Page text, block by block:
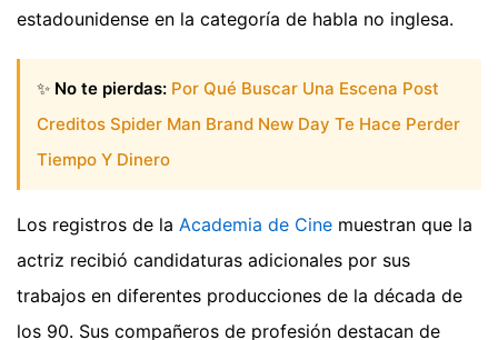
estadounidense en la categoría de habla no inglesa.
✨ No te pierdas: Por Qué Buscar Una Escena Post
Creditos Spider Man Brand New Day Te Hace Perder
Tiempo Y Dinero
Los registros de la Academia de Cine muestran que la
actriz recibió candidaturas adicionales por sus
trabajos en diferentes producciones de la década de
los 90. Sus compañeros de profesión destacan de